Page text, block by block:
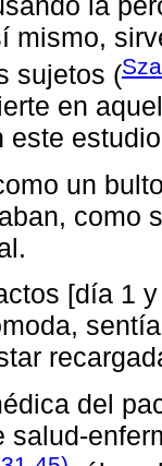
mismo,
sujetos (
en
este
un
como
[día 1
del
salud-